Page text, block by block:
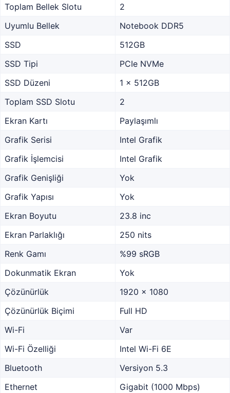
Toplam Bellek Slotu
2
Uyumlu Bellek
Notebook DDR5
SSD
512GB
SSD Tipi
PCIe NVMe
SSD Düzeni
1 x 512GB
Toplam SSD Slotu
2
Ekran Kartı
Paylaşımlı
Grafik Serisi
Intel Grafik
Grafik İşlemcisi
Intel Grafik
Grafik Genişliği
Yok
Grafik Yapısı
Yok
Ekran Boyutu
23.8 inc
Ekran Parlaklığı
250 nits
Renk Gamı
%99 sRGB
Dokunmatik Ekran
Yok
Çözünürlük
1920 x 1080
Çözünürlük Biçimi
Full HD
Wi-Fi
Var
Wi-Fi Özelliği
Intel Wi-Fi 6E
Bluetooth
Versiyon 5.3
Ethernet
Gigabit (1000 Mbps)